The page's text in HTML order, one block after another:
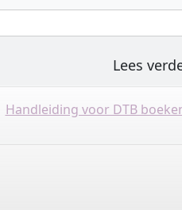
Lees
Handleiding voor DTB